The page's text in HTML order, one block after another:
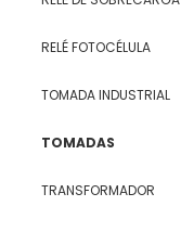
RELÉ FOTOCÉLULA
TOMADA INDUSTRIAL
TOMADAS
TRANSFORMADOR